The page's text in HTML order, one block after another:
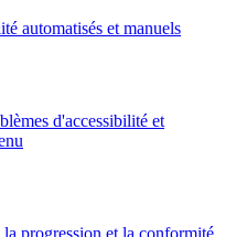
automatisés et manuels
d'accessibilité et